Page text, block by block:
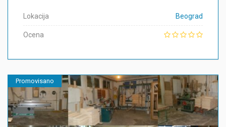
Lokacija Beograd
Ocena
Promovisano